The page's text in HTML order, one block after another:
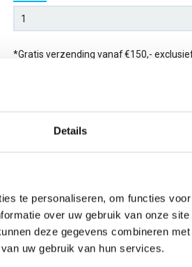
Details
te personaliseren, om functies
over uw gebruik van onze
deze gegevens combineren
uw gebruik van hun services.
*Gratis verzending vanaf €150,-
Verwachte bezorgdag:
SPECIFICATIES